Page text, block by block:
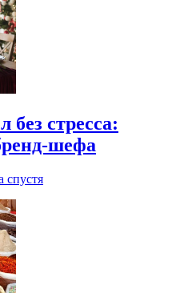
без стресса:
шефа
спустя